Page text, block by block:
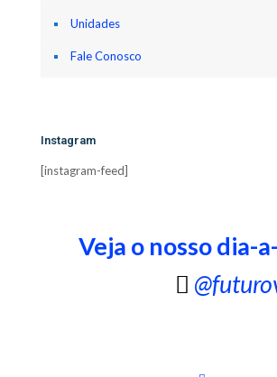
Unidades
Fale Conosco
Instagram
[instagram-feed]
Veja o nosso dia-